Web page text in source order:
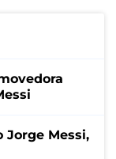
Jorge Messi,